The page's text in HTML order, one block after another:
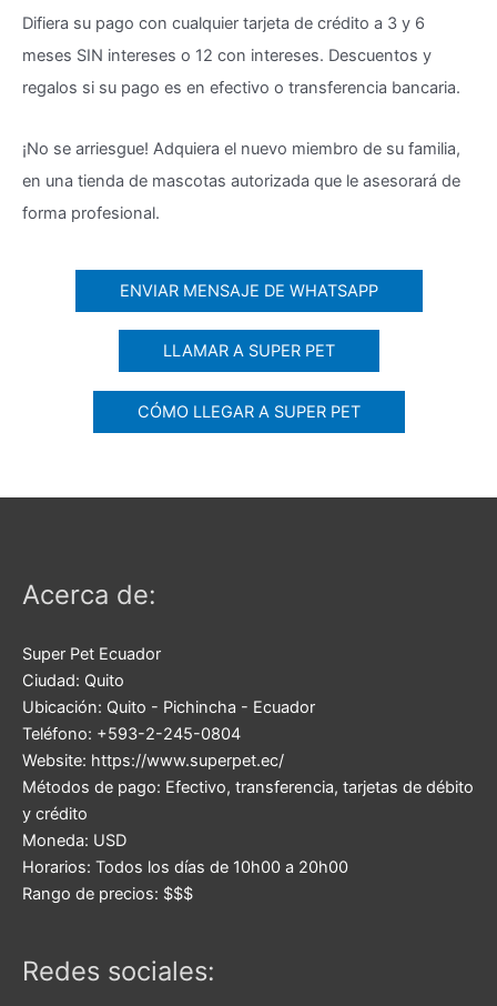
Difiera su pago con cualquier tarjeta de crédito a 3 y 6
meses SIN intereses o 12 con intereses. Descuentos y
regalos si su pago es en efectivo o transferencia bancaria.
¡No se arriesgue! Adquiera el nuevo miembro de su familia,
en una tienda de mascotas autorizada que le asesorará de
forma profesional.
ENVIAR MENSAJE DE WHATSAPP
LLAMAR A SUPER PET
CÓMO LLEGAR A SUPER PET
Acerca de:
Super Pet Ecuador
Ciudad: Quito
Ubicación: Quito - Pichincha - Ecuador
Teléfono: +593-2-245-0804
Website: https://www.superpet.ec/
Métodos de pago: Efectivo, transferencia, tarjetas de débito
y crédito
Moneda: USD
Horarios: Todos los días de 10h00 a 20h00
Rango de precios: $$$
Redes sociales: